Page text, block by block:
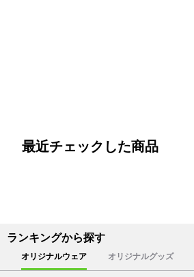
最近チェックした商品
ランキングから探す
オリジナルウェア オリジナルグッズ